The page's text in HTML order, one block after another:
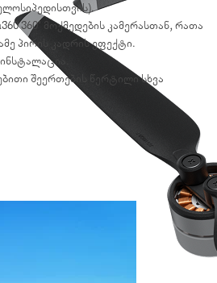
360° მოქმედების კამერასთან, რათა
პირის კადრის ეფექტი.
შეერთების წერტილი სხვა